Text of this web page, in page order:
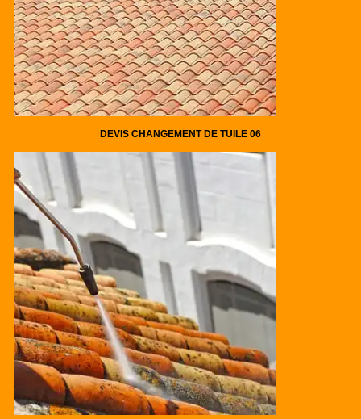
DEVIS CHANGEMENT DE TUILE 06